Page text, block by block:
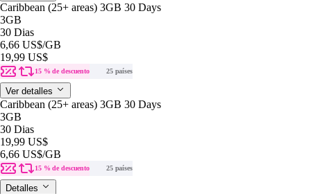
Caribbean (25+ areas) 3GB 30 Days
3GB
30 Dias
6,66 US$/GB
19,99 US$
15 % de descuento 25 países
Ver detalles
Caribbean (25+ areas) 3GB 30 Days
3GB
30 Dias
19,99 US$
6,66 US$/GB
15 % de descuento 25 países
Detalles